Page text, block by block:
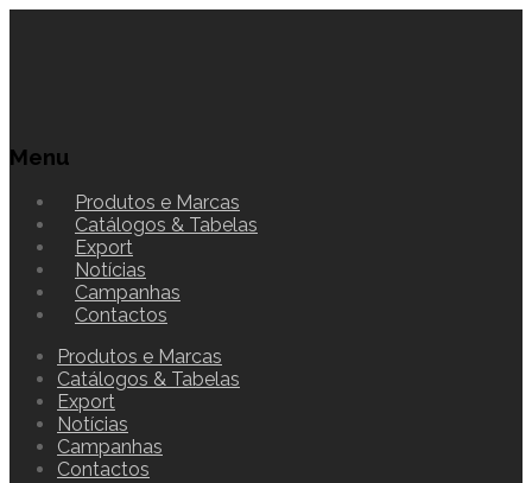
Menu
Produtos e Marcas
Catálogos & Tabelas
Export
Notícias
Campanhas
Contactos
Produtos e Marcas
Catálogos & Tabelas
Export
Notícias
Campanhas
Contactos